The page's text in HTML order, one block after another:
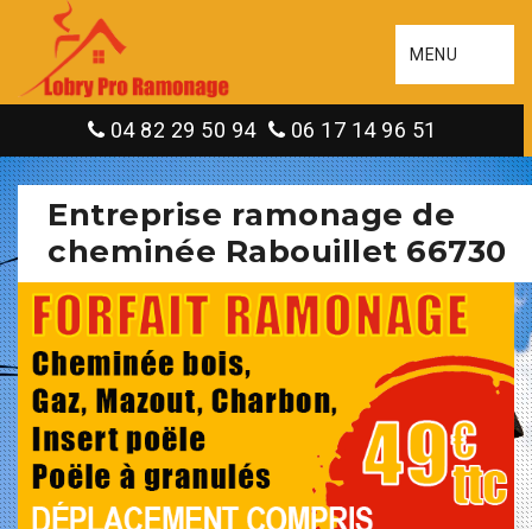
MENU
04 82 29 50 94 06 17 14 96 51
Entreprise ramonage de
cheminée Rabouillet 66730